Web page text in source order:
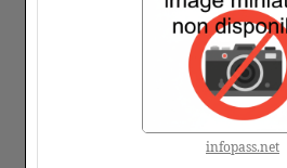
infopass.net